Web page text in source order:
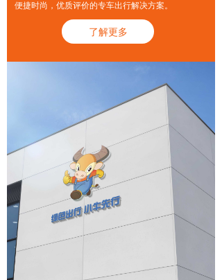
便捷时尚，优质评价的专车出行解决方案。
了解更多